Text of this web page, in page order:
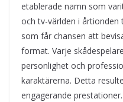
etablerade namn som
och tv-världen i årtionden
som får chansen att
format. Varje
personlighet och
karaktärerna. Detta
engagerande prestationer.